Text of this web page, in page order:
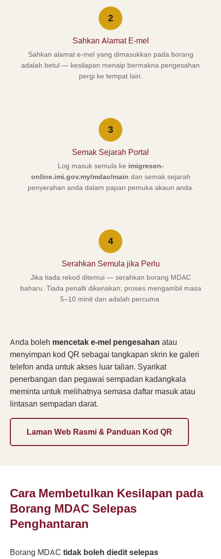
2
Sahkan Alamat E-mel
Sahkan alamat e-mel yang dimasukkan pada borang
adalah betul — kesilapan menaip bermakna pengesahan
pergi ke tempat lain.
3
Semak Sejarah Portal
Log masuk semula ke imigresen-
online.imi.gov.my/mdac/main dan semak sejarah
penyerahan anda dalam papan pemuka akaun anda.
4
Serahkan Semula jika Perlu
Jika tiada rekod ditemui — serahkan borang MDAC
baharu. Tiada penalti dikenakan; proses mengambil masa
5–10 minit dan adalah percuma.
Anda boleh mencetak e-mel pengesahan atau
menyimpan kod QR sebagai tangkapan skrin ke galeri
telefon anda untuk akses luar talian. Syarikat
penerbangan dan pegawai sempadan kadangkala
meminta untuk melihatnya semasa daftar masuk atau
lintasan sempadan darat.
Laman Web Rasmi & Panduan Kod QR
Cara Membetulkan Kesilapan pada
Borang MDAC Selepas
Penghantaran
Borang MDAC tidak boleh diedit selepas